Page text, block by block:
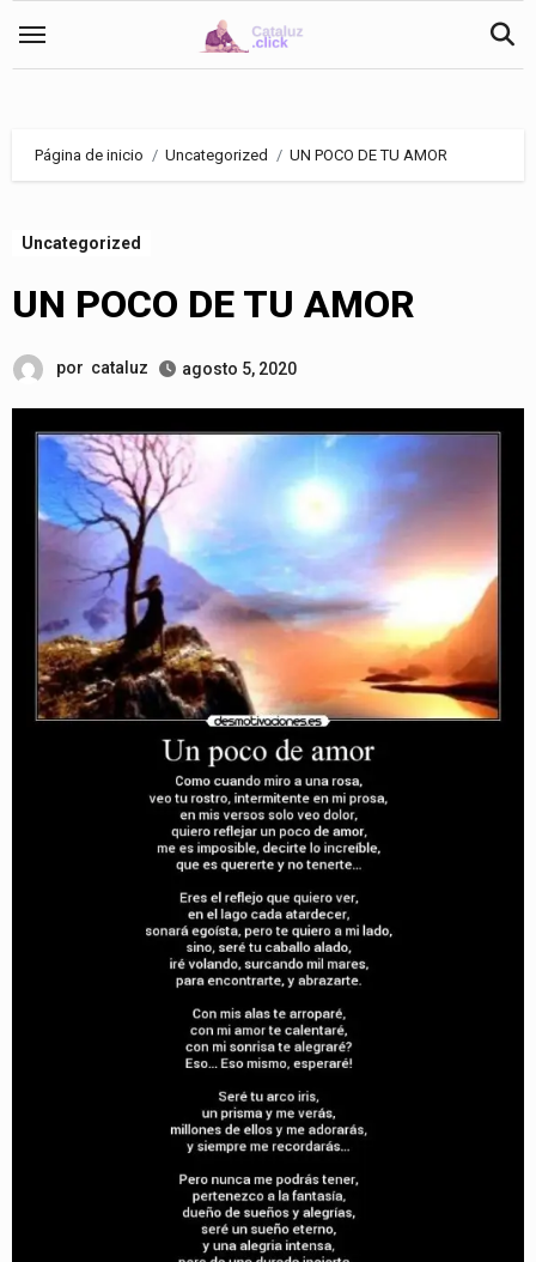
Página de inicio Uncategorized UN POCO DE TU AMOR
Uncategorized
UN POCO DE TU AMOR
por cataluz agosto 5, 2020